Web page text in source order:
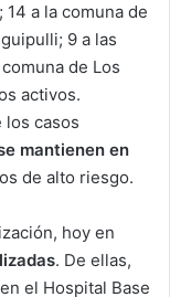
14 a la comuna de
9 a las
de Los
activos.
los casos
mantienen en
de alto riesgo.
hoy en
. De ellas,
el Hospital Base